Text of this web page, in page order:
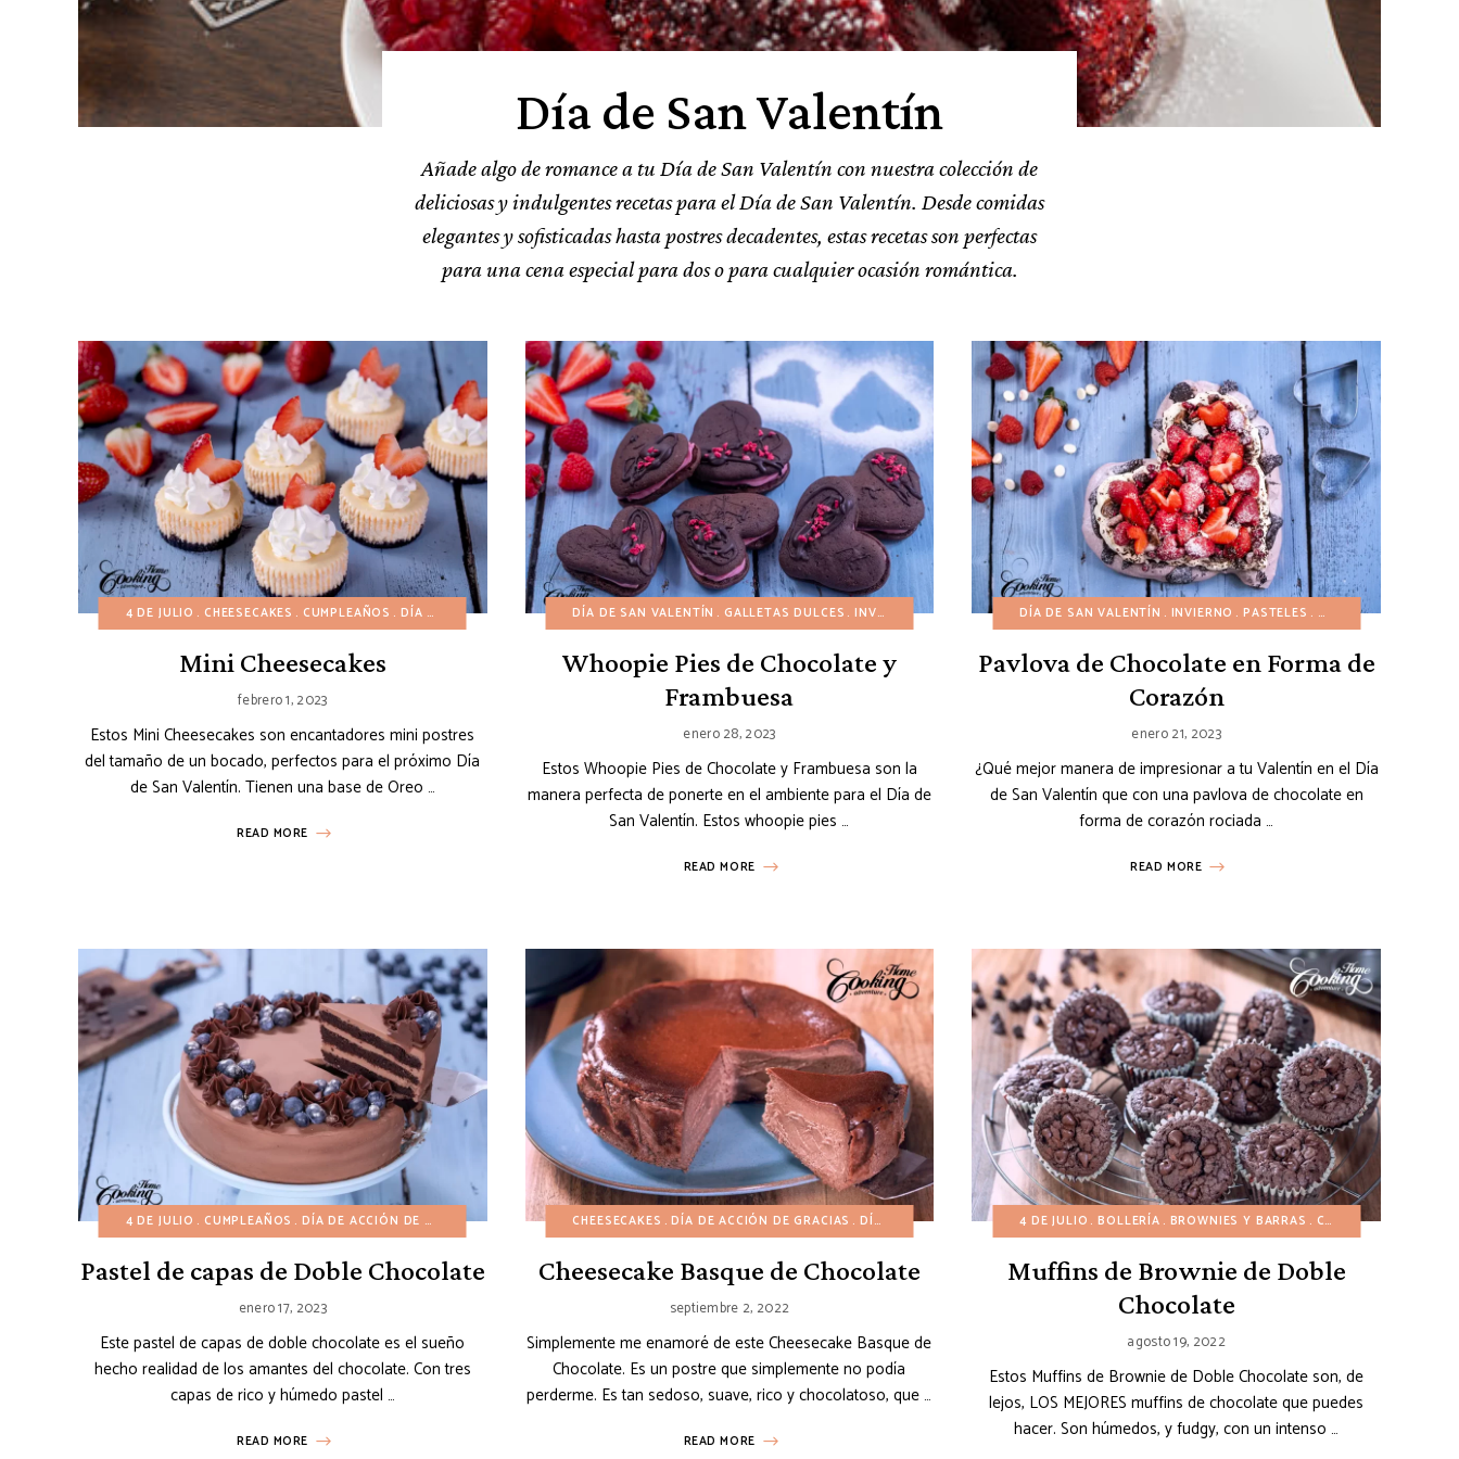
Día de San Valentín
Añade algo de romance a tu Día de San Valentín con nuestra colección de
deliciosas y indulgentes recetas para el Día de San Valentín. Desde comidas
elegantes y sofisticadas hasta postres decadentes, estas recetas son perfectas
para una cena especial para dos o para cualquier ocasión romántica.
4 DE JULIO CHEESECAKES CUMPLEAÑOS DÍA DE SAN VALENTÍN INVIERNO MUFFINS Y CUPCAKES PASCUA PASTELES POSTRES DE FRUTAS POSTRES FÁCILES POSTRES MINI PRIMAVERA RECETAS
Mini Cheesecakes
febrero 1, 2023
Estos Mini Cheesecakes son encantadores mini postres
del tamaño de un bocado, perfectos para el próximo Día
de San Valentín. Tienen una base de Oreo …
READ MORE
DÍA DE SAN VALENTÍN GALLETAS DULCES INVIERNO POSTRES DE CHOCOLATE POSTRES DE FRUTAS POSTRES FÁCILES POSTRES
Whoopie Pies de Chocolate y
Frambuesa
enero 28, 2023
Estos Whoopie Pies de Chocolate y Frambuesa son la
manera perfecta de ponerte en el ambiente para el Día de
San Valentín. Estos whoopie pies …
READ MORE
DÍA DE SAN VALENTÍN INVIERNO PASTELES POSTRES DE
Pavlova de Chocolate en Forma de
Corazón
enero 21, 2023
¿Qué mejor manera de impresionar a tu Valentín en el Día
de San Valentín que con una pavlova de chocolate en
forma de corazón rociada …
READ MORE
4 DE JULIO CUMPLEAÑOS DÍA DE ACCIÓN DE GRACIAS DÍA DE SAN VALENTÍN HALLOWEEN INVIERNO NAVIDAD OTOÑO PASCUA PASTELES POSTRES DE CHOCOLATE POSTRES FÁCILES PRIMAVERA
Pastel de capas de Doble Chocolate
enero 17, 2023
Este pastel de capas de doble chocolate es el sueño
hecho realidad de los amantes del chocolate. Con tres
capas de rico y húmedo pastel …
READ MORE
CHEESECAKES DÍA DE ACCIÓN DE GRACIAS DÍA DE SAN VALENTÍN INVIERNO NAVIDAD OTOÑO PASCUA PASTELES POSTRES DE
Cheesecake Basque de Chocolate
septiembre 2, 2022
Simplemente me enamoré de este Cheesecake Basque de
Chocolate. Es un postre que simplemente no podía
perderme. Es tan sedoso, suave, rico y chocolatoso, que …
READ MORE
4 DE JULIO BOLLERÍA BROWNIES Y BARRAS CUMPLEAÑOS
Muffins de Brownie de Doble
Chocolate
agosto 19, 2022
Estos Muffins de Brownie de Doble Chocolate son, de
lejos, LOS MEJORES muffins de chocolate que puedes
hacer. Son húmedos, y fudgy, con un intenso …